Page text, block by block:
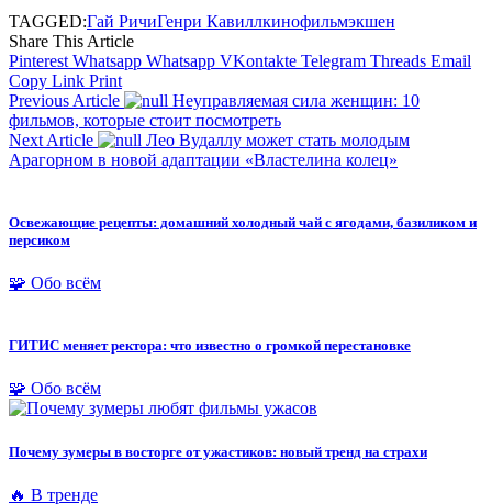
TAGGED:Гай РичиГенри Кавиллкинофильмэкшен
Share This Article
Pinterest Whatsapp Whatsapp VKontakte Telegram Threads Email
Copy Link Print
Previous Article
Неуправляемая сила женщин: 10
фильмов, которые стоит посмотреть
Next Article
Лео Вудаллу может стать молодым
Арагорном в новой адаптации «Властелина колец»
Освежающие рецепты: домашний холодный чай с ягодами, базиликом и
персиком
🧩 Обо всём
ГИТИС меняет ректора: что известно о громкой перестановке
🧩 Обо всём
Почему зумеры в восторге от ужастиков: новый тренд на страхи
🔥 В тренде